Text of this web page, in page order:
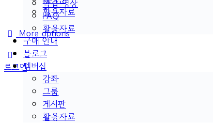
활용자료
More options
로그인
학습 영상
FAQ
활용자료
구매 안내
블로그
멤버십
강좌
그룹
게시판
활용자료